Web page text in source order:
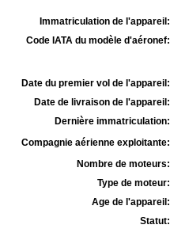
Immatriculation de l'appareil:
Code IATA du modèle d'aéronef:
Date du premier vol de l'appareil:
Date de livraison de l'appareil:
Dernière immatriculation:
Compagnie aérienne exploitante:
Nombre de moteurs:
Type de moteur:
Age de l'appareil:
Statut: